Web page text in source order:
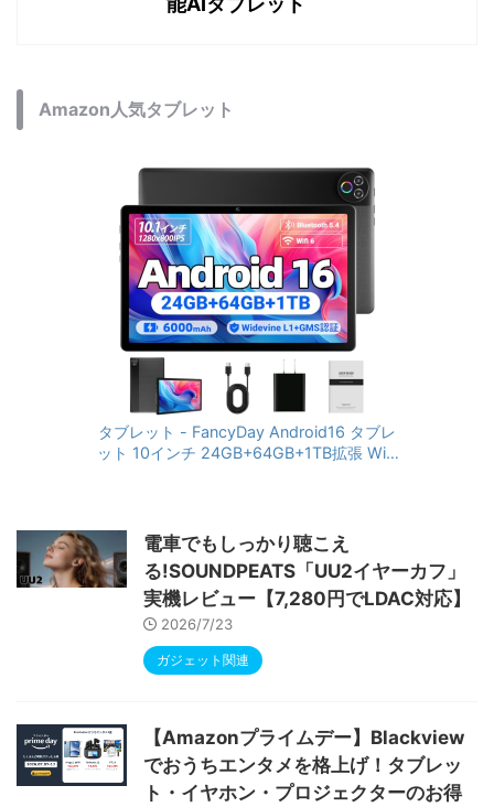
Amazon人気タブレット
タブレット - FancyDay Android16 タブレ
ット 10インチ 24GB+64GB+1TB拡張 WiFi
RGBライト 児童守護 IPS画面 日本語説明書
電車でもしっかり聴こえ
る!SOUNDPEATS「UU2イヤーカフ」
実機レビュー【7,280円でLDAC対応】
2026/7/23
ガジェット関連
【Amazonプライムデー】Blackview
でおうちエンタメを格上げ！タブレッ
ト・イヤホン・プロジェクターのお得